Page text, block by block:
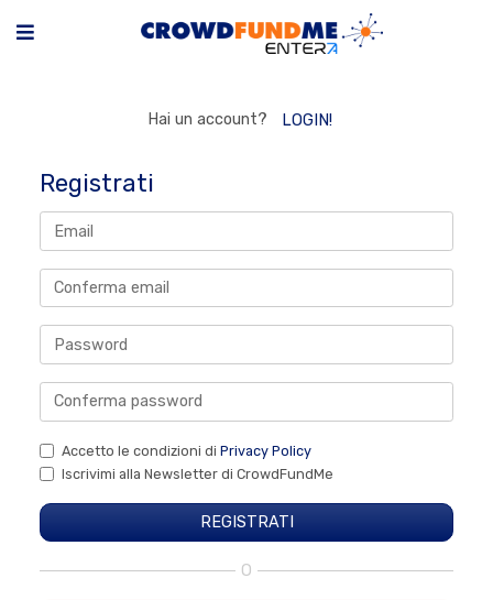
Hai un account? LOGIN!
Registrati
Accetto le condizioni di Privacy Policy
Iscrivimi alla Newsletter di CrowdFundMe
O